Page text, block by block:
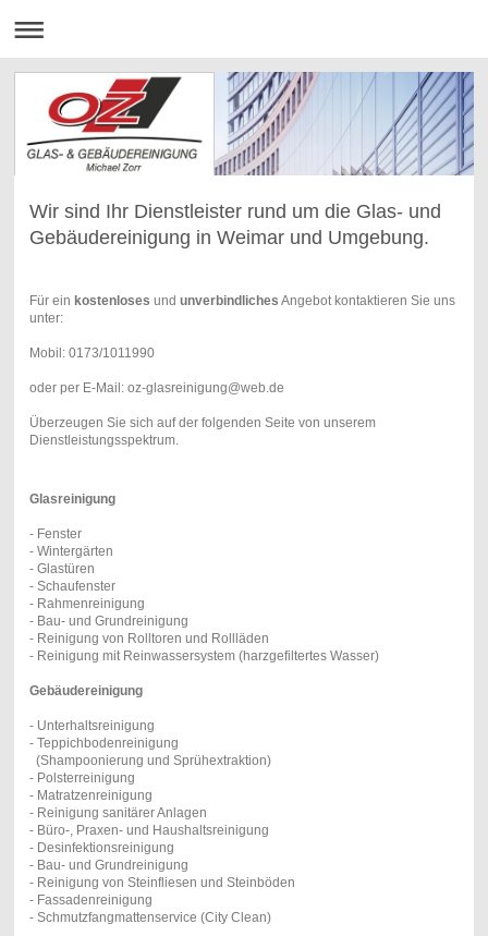
Wir sind Ihr Dienstleister rund um die Glas- und
Gebäudereinigung in Weimar und Umgebung.
Für ein kostenloses und unverbindliches Angebot kontaktieren Sie uns
unter:
Mobil: 0173/1011990
oder per E-Mail: oz-glasreinigung@web.de
Überzeugen Sie sich auf der folgenden Seite von unserem
Dienstleistungsspektrum.
Glasreinigung
- Fenster
- Wintergärten
- Glastüren
- Schaufenster
- Rahmenreinigung
- Bau- und Grundreinigung
- Reinigung von Rolltoren und Rollläden
- Reinigung mit Reinwassersystem (harzgefiltertes Wasser)
Gebäudereinigung
- Unterhaltsreinigung
- Teppichbodenreinigung
(Shampoonierung und Sprühextraktion)
- Polsterreinigung
- Matratzenreinigung
- Reinigung sanitärer Anlagen
- Büro-, Praxen- und Haushaltsreinigung
- Desinfektionsreinigung
- Bau- und Grundreinigung
- Reinigung von Steinfliesen und Steinböden
- Fassadenreinigung
- Schmutzfangmattenservice (City Clean)